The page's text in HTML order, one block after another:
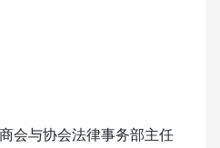
会与协会法律事务部主任